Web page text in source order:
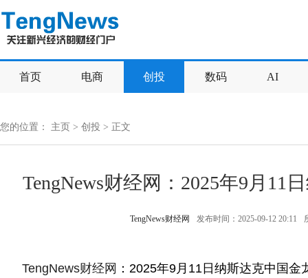
首页 电商 创投 数码 AI
您的位置： 主页 > 创投 > 正文
TengNews财经网：2025年9月11
TengNews财经网 发布时间：2025-09-12 20:11
TengNews财经网 ：2025年9月11日纳斯达克中国金